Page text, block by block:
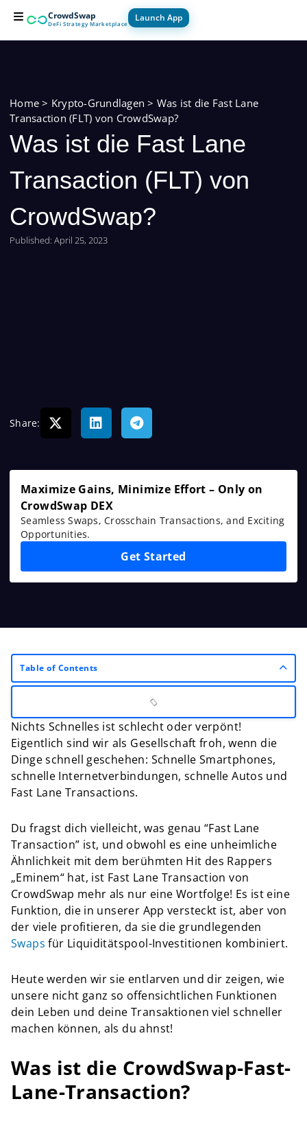
Inhalt
CrowdSwap
DeFi Strategy Marketplace
Launch App
Home > Krypto-Grundlagen > Was ist die Fast Lane
Transaction (FLT) von CrowdSwap?
Was ist die Fast Lane
Transaction (FLT) von
CrowdSwap?
Published: April 25, 2023
Share:
Maximize Gains, Minimize Effort – Only on
CrowdSwap DEX
Seamless Swaps, Crosschain Transactions, and Exciting
Opportunities.
Get Started
Table of Contents
Nichts Schnelles ist schlecht oder verpönt!
Eigentlich sind wir als Gesellschaft froh, wenn die
Dinge schnell geschehen: Schnelle Smartphones,
schnelle Internetverbindungen, schnelle Autos und
Fast Lane Transactions.
Du fragst dich vielleicht, was genau “Fast Lane
Transaction” ist, und obwohl es eine unheimliche
Ähnlichkeit mit dem berühmten Hit des Rappers
„Eminem“ hat, ist Fast Lane Transaction von
CrowdSwap mehr als nur eine Wortfolge! Es ist eine
Funktion, die in unserer App versteckt ist, aber von
der viele profitieren, da sie die grundlegenden
Swapsfür Liquiditätspool-Investitionen kombiniert.
Heute werden wir sie entlarven und dir zeigen, wie
unsere nicht ganz so offensichtlichen Funktionen
dein Leben und deine Transaktionen viel schneller
machen können, als du ahnst!
Was ist die CrowdSwap-Fast-
Lane-Transaction?